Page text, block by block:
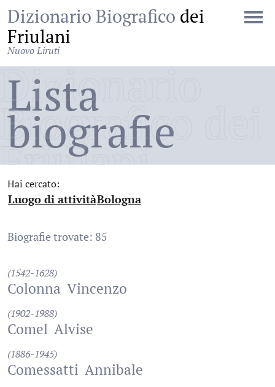
Dizionario Biografico dei
Friulani
Nuovo Liruti
Dizionario
Biografico dei
Friulani
Lista
biografie
Hai cercato:
Luogo di attività
:Bologna
Biografie trovate: 85
(1542-1628)
Colonna Vincenzo
(1902-1988)
Comel Alvise
(1886-1945)
Comessatti Annibale